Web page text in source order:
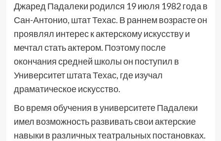
Джаред Падалеки родился 19 июля 1982 года в
Сан-Антонио, штат Техас. В раннем возрасте он
проявлял интерес к актерскому искусству и
мечтал стать актером. Поэтому после
окончания средней школы он поступил в
Университет штата Техас, где изучал
драматическое искусство.
Во время обучения в университете Падалеки
имел возможность развивать свои актерские
навыки в различных театральных постановках.